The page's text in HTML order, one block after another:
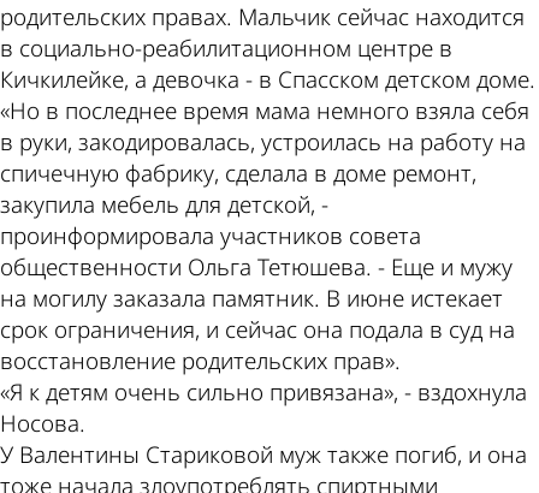
родительских правах. Мальчик сейчас находится
в социально-реабилитационном центре в
Кичкилейке, а девочка - в Спасском детском доме.
«Но в последнее время мама немного взяла себя
в руки, закодировалась, устроилась на работу на
спичечную фабрику, сделала в доме ремонт,
закупила мебель для детской, -
проинформировала участников совета
общественности Ольга Тетюшева. - Еще и мужу
на могилу заказала памятник. В июне истекает
срок ограничения, и сейчас она подала в суд на
восстановление родительских прав».
«Я к детям очень сильно привязана», - вздохнула
Носова.
У Валентины Стариковой муж также погиб, и она
тоже начала злоупотреблять спиртными